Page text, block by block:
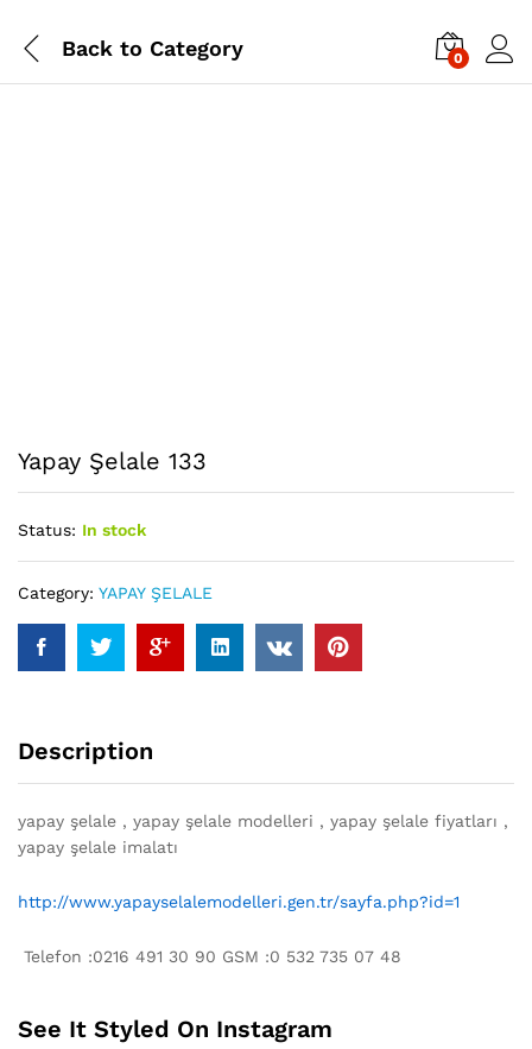
Back to Category 0
Yapay Şelale 133
Status: In stock
Category: YAPAY ŞELALE
Description
yapay şelale , yapay şelale modelleri , yapay şelale fiyatları ,
yapay şelale imalatı
http://www.yapayselalemodelleri.gen.tr/sayfa.php?id=1
​ Telefon :0216 491 30 90 GSM :0 532 735 07 48
See It Styled On Instagram